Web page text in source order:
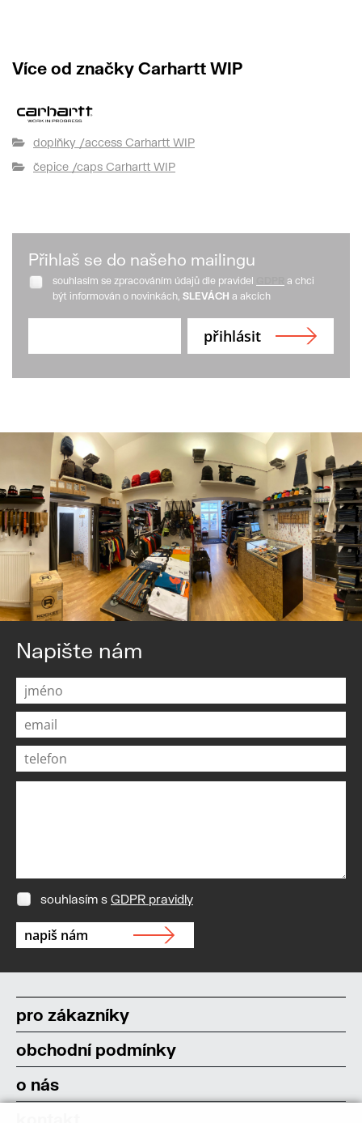
Více od značky Carhartt WIP
doplňky /access Carhartt WIP
čepice /caps Carhartt WIP
Přihlaš se do našeho mailingu
souhlasím se zpracováním údajů dle pravidel
a chci
být informován o novinkách, SLEVÁCH a akcích
Napište nám
souhlasím s GDPR pravidly
pro zákazníky
obchodní podmínky
o nás